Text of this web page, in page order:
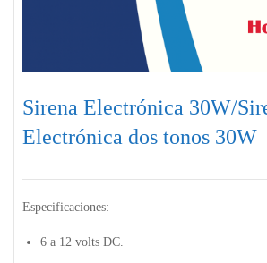
Sirena Electrónica 30W/
Electrónica dos tonos 30W
Especificaciones:
6 a 12 volts DC.